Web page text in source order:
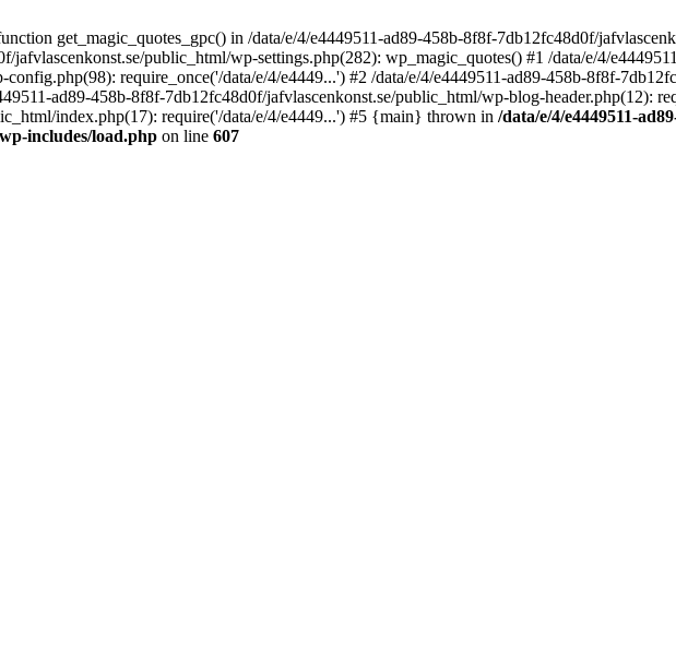
get_magic_quotes_gpc() in /data/e/4/e4449511-ad89-458b-8f8f-7db12fc48d0f/
jafvlascenkonst.se/public_html/wp-settings.php(282): wp_magic_quotes() #1 /data/e/4/
require_once('/data/e/4/e4449...') #2 /data/e/4/e4449511-ad89-458b-8f8f-
ad89-458b-8f8f-7db12fc48d0f/jafvlascenkonst.se/public_html/wp-blog-header.php(12):
index.php(17): require('/data/e/4/e4449...') #5 {main} thrown in /data/e/4/e4449511-
includes/load.php on line 607